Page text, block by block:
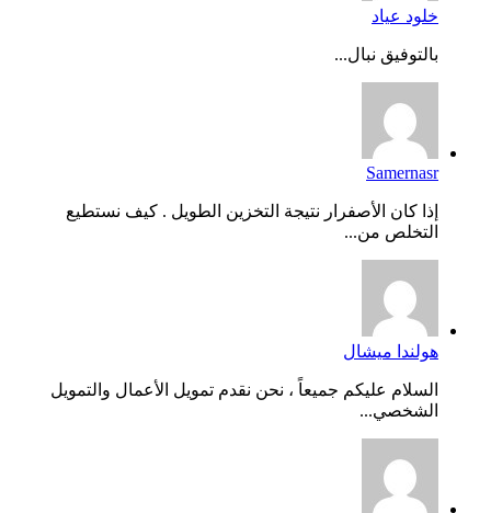
خلود عياد
بالتوفيق نبال...
Samernasr
إذا كان الأصفرار نتيجة التخزين الطويل . كيف نستطيع
التخلص من...
هولندا ميشال
السلام عليكم جميعاً ، نحن نقدم تمويل الأعمال والتمويل
الشخصي...